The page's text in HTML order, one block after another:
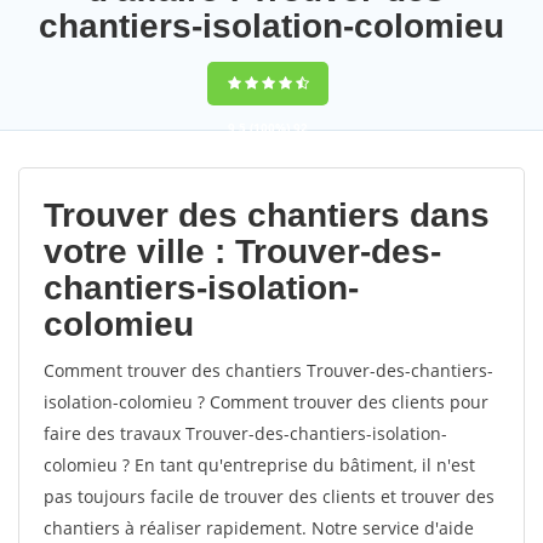
chantiers-isolation-colomieu
9,5(100%)92
votes
Trouver des chantiers dans
votre ville : Trouver-des-
chantiers-isolation-
colomieu
Comment trouver des chantiers Trouver-des-chantiers-
isolation-colomieu ? Comment trouver des clients pour
faire des travaux Trouver-des-chantiers-isolation-
colomieu ? En tant qu'entreprise du bâtiment, il n'est
pas toujours facile de trouver des clients et trouver des
chantiers à réaliser rapidement. Notre service d'aide